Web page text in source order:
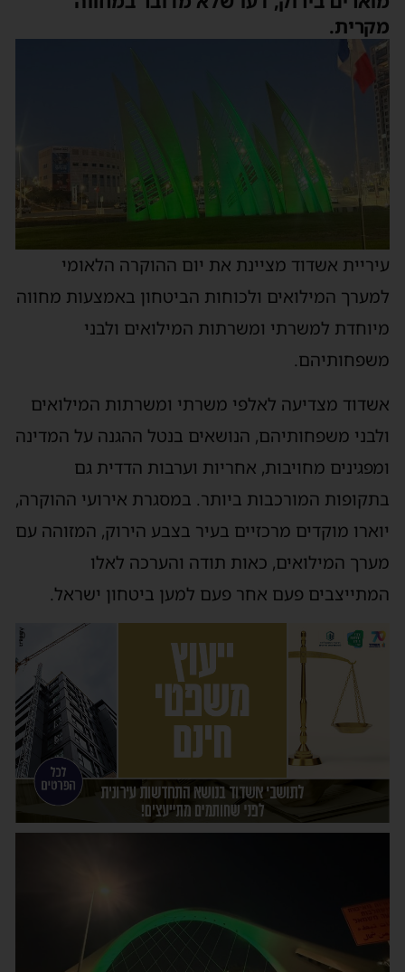
מקרית.
עיריית אשדוד מציינת את יום ההוקרה הלאומי
למערך המילואים ולכוחות הביטחון באמצעות מחווה
מיוחדת למשרתי ומשרתות המילואים ולבני
משפחותיהם.
אשדוד מצדיעה לאלפי משרתי ומשרתות המילואים
ולבני משפחותיהם, הנושאים בנטל ההגנה על המדינה
ומפגינים מחויבות, אחריות וערבות הדדית גם
בתקופות המורכבות ביותר. במסגרת אירועי ההוקרה,
יוארו מוקדים מרכזיים בעיר בצבע הירוק, המזוהה עם
מערך המילואים, כאות תודה והערכה לאלו
המתייצבים פעם אחר פעם למען ביטחון ישראל.